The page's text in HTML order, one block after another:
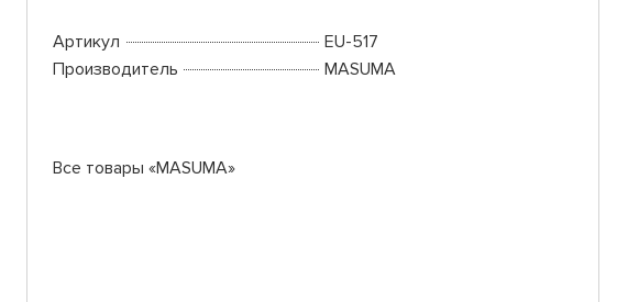
Артикул
EU-517
Производитель
MASUMA
Все товары «MASUMA»